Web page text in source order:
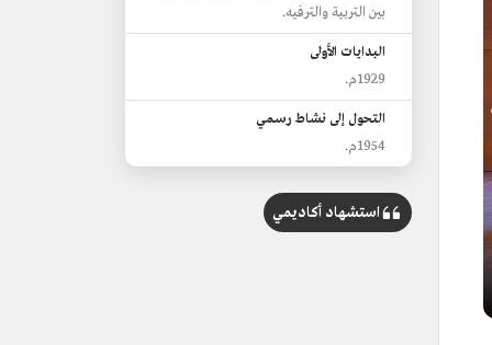
بين التربية والترفيه.
البدايات الأولى
1929م.
التحول إلى نشاط رسمي
1954م.
استشهاد أكاديمي